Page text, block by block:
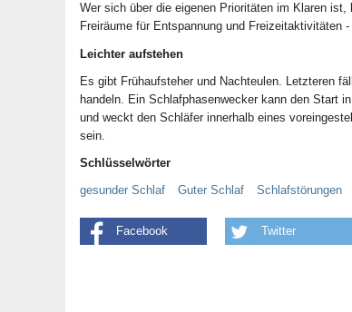
Wer sich über die eigenen Prioritäten im Klaren
Freiräume für Entspannung und Freizeitaktivitäten
Leichter aufstehen
Es gibt Frühaufsteher und Nachteulen. Letzteren
handeln. Ein Schlafphasenwecker kann den Start
und weckt den Schläfer innerhalb eines
sein.
Schlüsselwörter
gesunder Schlaf Guter Schlaf Schlafstörungen
Facebook Twitter